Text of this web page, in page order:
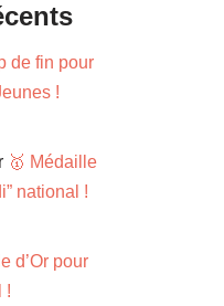
de fin pour
!
🥇 Médaille
national !
d’Or pour
!